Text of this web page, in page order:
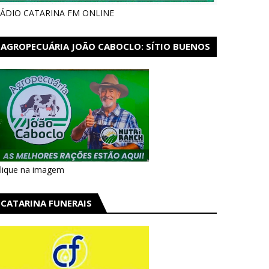
CATARINA FM ONLINE
AGROPECUÁRIA JOÃO CABOCLO: SÍTIO BUENOS
na imagem
CATARINA FUNERAIS